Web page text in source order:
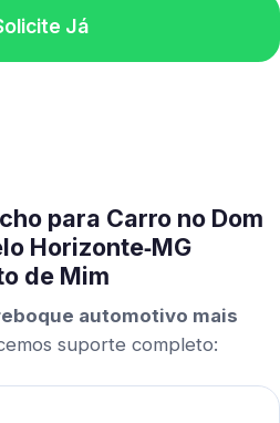
Já
para Carro no Dom
Horizonte‑MG
de Mim
automotivo mais
suporte completo: